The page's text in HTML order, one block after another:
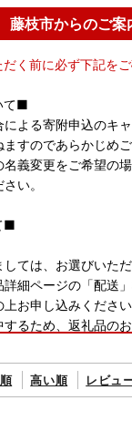
藤枝市からのご案
く前に必ず下記を
て■
よる寄附申込のキ
すのであらかじめご
名義変更をご希望の
い。
■
ては、お選びいた
詳細ページの「配送
お申し込みくださ
するため、返礼品の
します。
け取りいただけな
高い順 レビュ